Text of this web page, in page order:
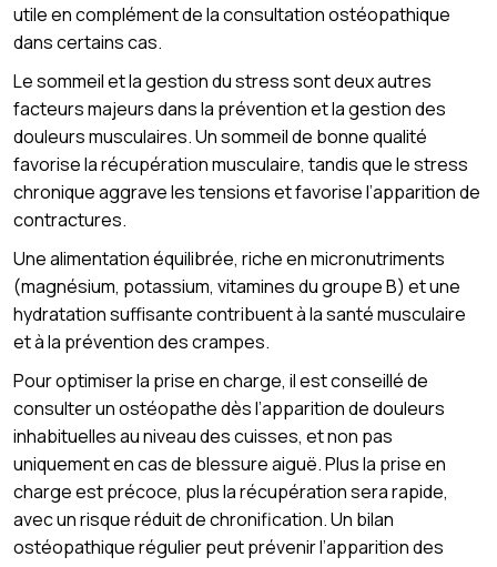
utile en complément de la consultation ostéopathique
dans certains cas.
Le sommeil et la gestion du stress sont deux autres
facteurs majeurs dans la prévention et la gestion des
douleurs musculaires. Un sommeil de bonne qualité
favorise la récupération musculaire, tandis que le stress
chronique aggrave les tensions et favorise l’apparition de
contractures.
Une alimentation équilibrée, riche en micronutriments
(magnésium, potassium, vitamines du groupe B) et une
hydratation suffisante contribuent à la santé musculaire
et à la prévention des crampes.
Pour optimiser la prise en charge, il est conseillé de
consulter un ostéopathe dès l’apparition de douleurs
inhabituelles au niveau des cuisses, et non pas
uniquement en cas de blessure aiguë. Plus la prise en
charge est précoce, plus la récupération sera rapide,
avec un risque réduit de chronification. Un bilan
ostéopathique régulier peut prévenir l’apparition des